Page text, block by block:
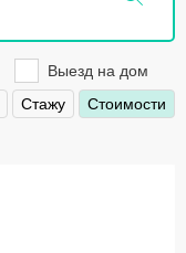
Выезд на дом
Стажу Стоимости